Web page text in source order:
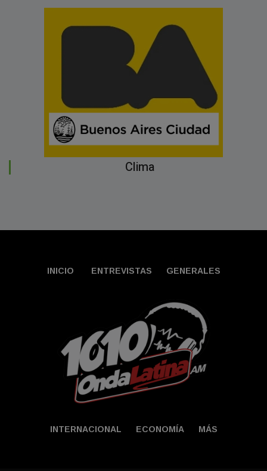
Clima
INICIO ENTREVISTAS GENERALES
INTERNACIONAL ECONOMÍA MÁS